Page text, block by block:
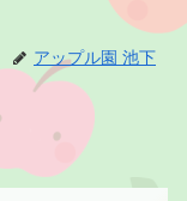
アップル園 池下